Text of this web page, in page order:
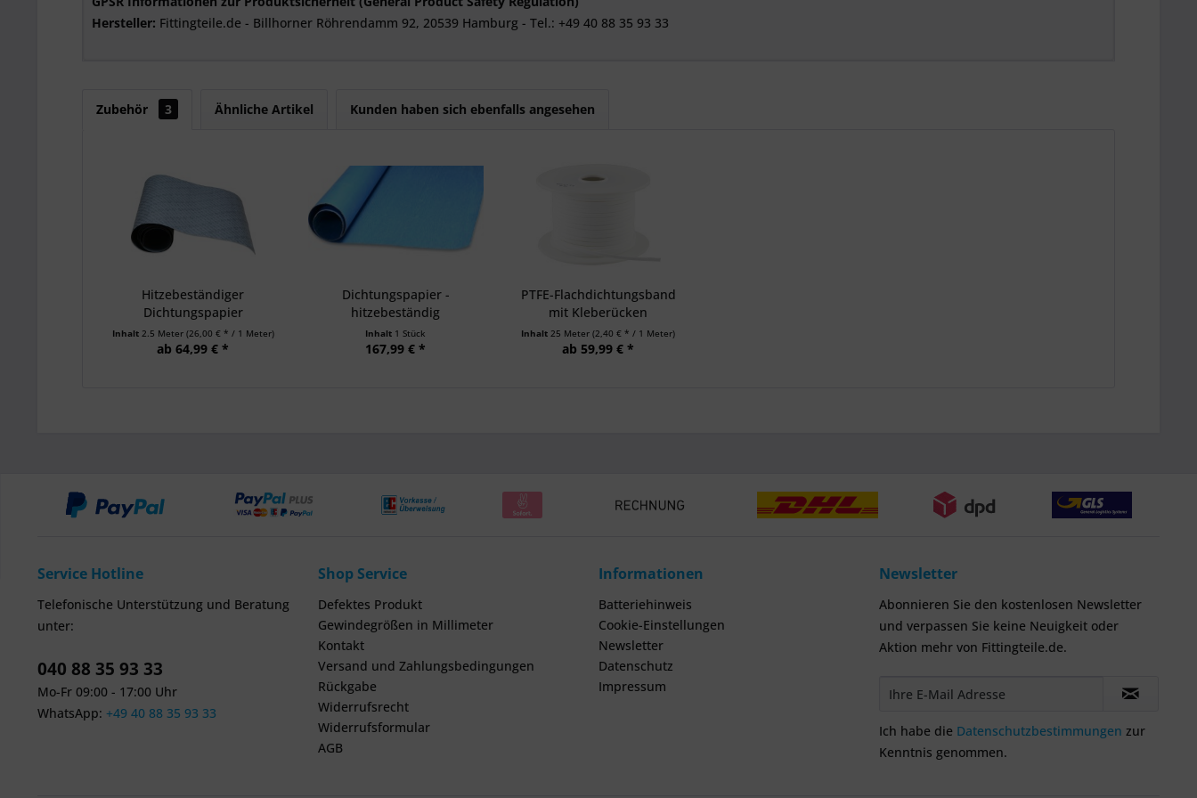
Hersteller: Fittingteile.de - Billhorner Röhrendamm 92, 20539 Hamburg - Tel.: +49 40 88 35 93 33
Zubehör 3 Ähnliche Artikel Kunden haben sich ebenfalls angesehen
Hitzebeständiger
Dichtungspapier
Inhalt 2.5 Meter (26,00 € * / 1 Meter)
ab 64,99 € *
Dichtungspapier -
hitzebeständig
Inhalt 1 Stück
167,99 € *
PTFE-Flachdichtungsband
mit Kleberücken
Inhalt25 Meter(2,40 € * / 1 Meter)
ab 59,99 € *
Service Hotline
Telefonische Unterstützung und Beratung
unter:
040 88 35 93 33
Mo-Fr 09:00 - 17:00 Uhr
WhatsApp: +49 40 88 35 93 33
Shop Service
Defektes Produkt
Gewindegrößen in Millimeter
Kontakt
Versand und Zahlungsbedingungen
Rückgabe
Widerrufsrecht
Widerrufsformular
AGB
Informationen
Batteriehinweis
Cookie-Einstellungen
Newsletter
Datenschutz
Impressum
Newsletter
Abonnieren Sie den kostenlosen Newsletter
und verpassen Sie keine Neuigkeit oder
Aktion mehr von Fittingteile.de.
Ich habe die Datenschutzbestimmungen zur
Kenntnis genommen.